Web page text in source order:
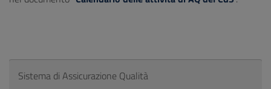
Sistema di Assicurazione Qualità